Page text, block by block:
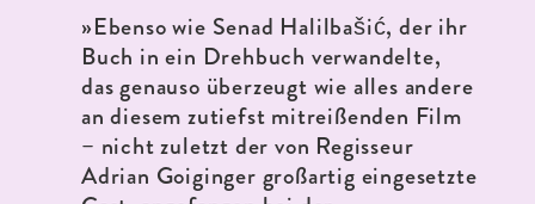
»Ebenso wie Senad Halilbašić, der ihr
Buch in ein Drehbuch verwandelte,
das genauso überzeugt wie alles andere
an diesem zutiefst mitreißenden Film
– nicht zuletzt der von Regisseur
Adrian Goiginger großartig eingesetzte